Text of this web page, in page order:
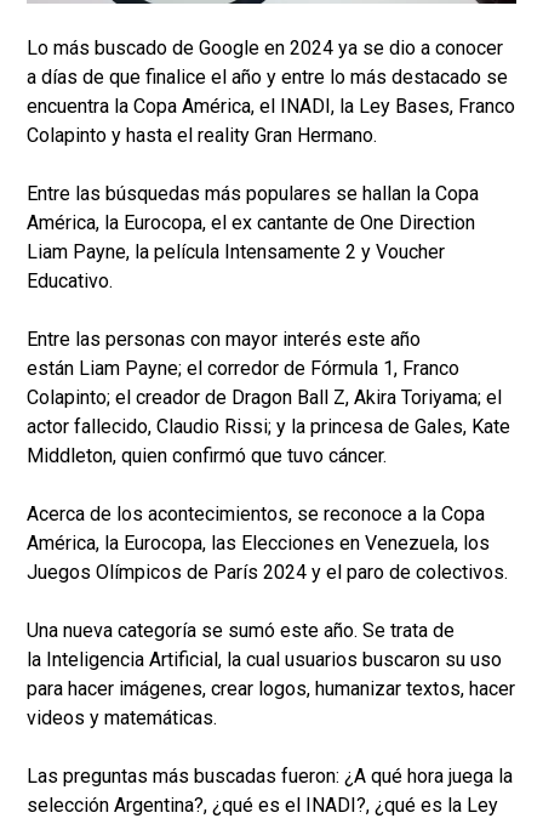
Lo más buscado de Google en 2024 ya se dio a conocer
a días de que finalice el año y entre lo más destacado se
encuentra la Copa América, el INADI, la Ley Bases, Franco
Colapinto y hasta el reality Gran Hermano.
Entre las búsquedas más populares se hallan la Copa
América, la Eurocopa, el ex cantante de One Direction
Liam Payne, la película Intensamente 2 y Voucher
Educativo.
Entre las personas con mayor interés este año
están Liam Payne; el corredor de Fórmula 1, Franco
Colapinto; el creador de Dragon Ball Z, Akira Toriyama; el
actor fallecido, Claudio Rissi; y la princesa de Gales, Kate
Middleton, quien confirmó que tuvo cáncer.
Acerca de los acontecimientos, se reconoce a la Copa
América, la Eurocopa, las Elecciones en Venezuela, los
Juegos Olímpicos de París 2024 y el paro de colectivos.
Una nueva categoría se sumó este año. Se trata de
la Inteligencia Artificial, la cual usuarios buscaron su uso
para hacer imágenes, crear logos, humanizar textos, hacer
videos y matemáticas.
Las preguntas más buscadas fueron: ¿A qué hora juega la
selección Argentina?, ¿qué es el INADI?, ¿qué es la Ley